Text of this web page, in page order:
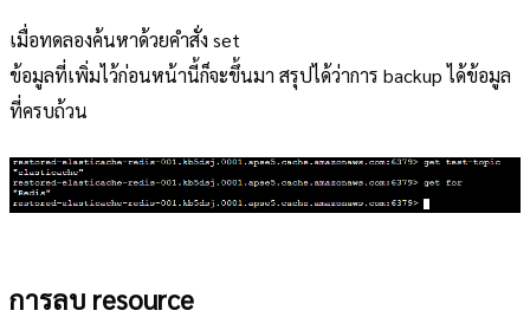
เมื่อทดลองค้นหาด้วยคำสั่ง set
ข้อมูลที่เพิ่มไว้ก่อนหน้านี้ก็จะขึ้นมา สรุปได้ว่าการ backup ได้ข้อมูล
ที่ครบถ้วน
การลบ resource